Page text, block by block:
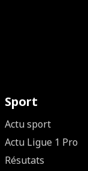
Sport
Actu sport
Actu Ligue 1 Pro
Résutats